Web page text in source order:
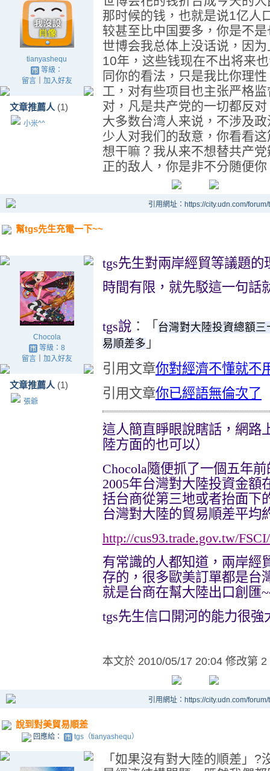
tianyashequ
等級：
留言｜ 加入好友
文章推薦人 (1)
小米^^
那时候的钱，也就是说1亿人
较甚至比中国要多，你是不
世博会我总体上没话说，因
10年，这些钱现在不出将来
同你的看法，只是我比你理
工，对有些项目也主张严格
对，凡是共产党的一切都反
大多数台湾人来说，不涉及
少人对我们的敌意，你看看
想干嘛？我从来不想替共产
正的敌人，你是非不分随便你
引用網址：https://city.udn.com/
幫tgs先生充電一下~~
Chocola
等級：8
留言｜ 加入好友
文章推薦人 (1)
張爺
tgs先生對兩岸經貿等議題的
時間有限，就先駁這一句話
tgs說 ：「 台灣對大陸投資總額
易順差多 」
引用文章你對經濟不懂就不
引用文章你已經語無倫次了
這人簡直睜眼說瞎話，網路
陸方面的也可以）
Chocola隨便抓了一個五年
2005年台灣對大陸投資金額
括台商從第三地或者抬面下
台灣對大陸的貿易順差平均
http://cus93.trade.gov.tw/FSCI/
有常識的人都知道，兩岸經
存的，很多歐美訂單都是台
就是台商在幫大陸出口創匯
tgs先生信口開河的能力很強
本文於 2010/05/17 20:04 修改第 2
引用網址：https://city.udn.com/
說到對美貿易順差
回應給： tgs（tianyashequ）
「如果沒有對大陸的順差」